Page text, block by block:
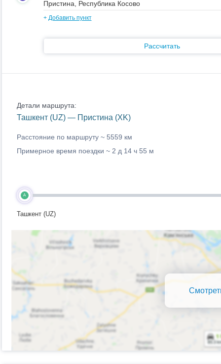
+ Добавить пункт
Рассчитать
Детали маршрута:
Ташкент (UZ) — Пристина (XK)
Расстояние по маршруту ~ 5559 км
Примерное время поездки ~ 2 д 14 ч 55 м
A
Ташкент (UZ)